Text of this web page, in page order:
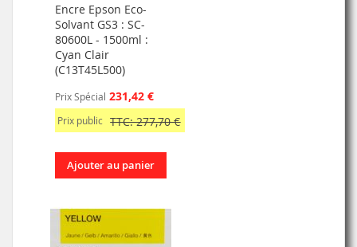
Encre Epson Eco-
Solvant GS3 : SC-
80600L - 1500ml :
Cyan Clair
(C13T45L500)
Prix Spécial 231,42 €
Prix public TTC: 277,70 €
Ajouter au panier